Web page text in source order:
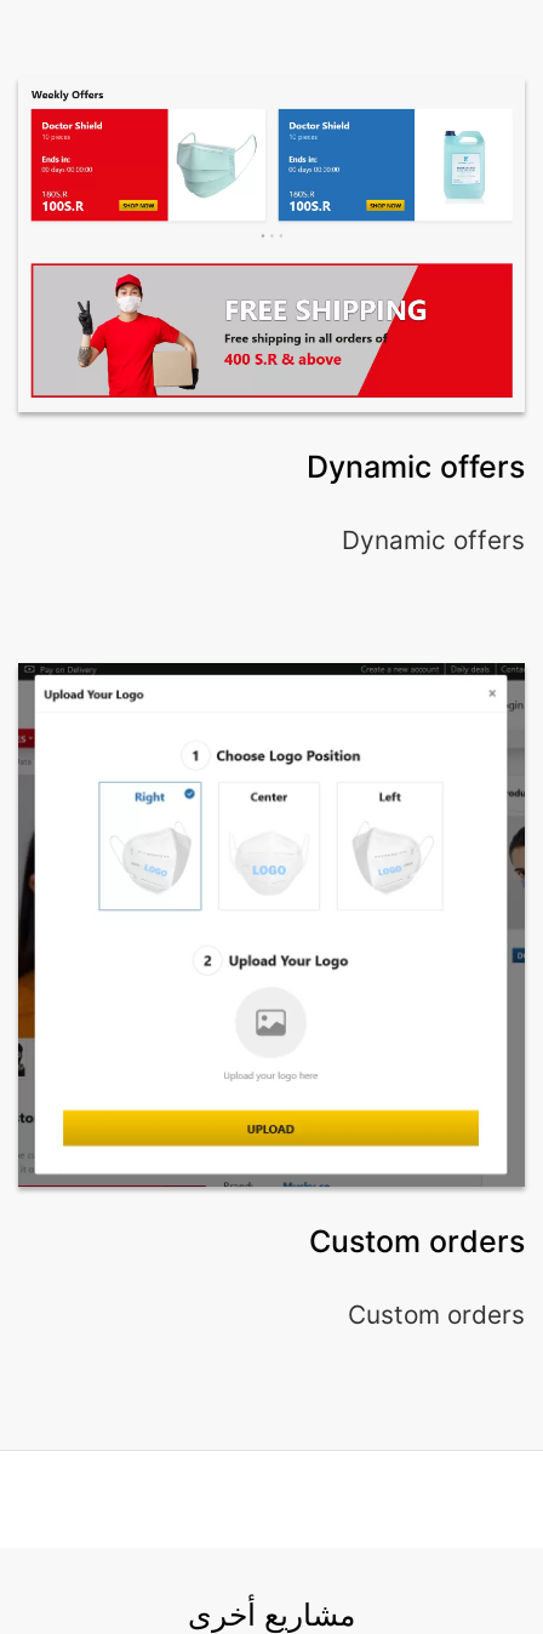
Dynamic offers
Dynamic offers
Custom orders
Custom orders
مشاريع أخرى